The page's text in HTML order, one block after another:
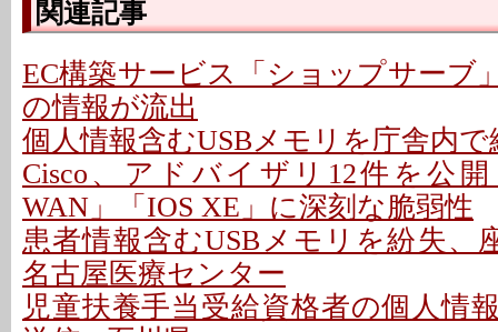
関連記事
EC構築サービス「ショップサーブ
の情報が流出
個人情報含むUSBメモリを庁舎内で
Cisco、アドバイザリ12件を公開
WAN」「IOS XE」に深刻な脆弱性
患者情報含むUSBメモリを紛失、
名古屋医療センター
児童扶養手当受給資格者の個人情